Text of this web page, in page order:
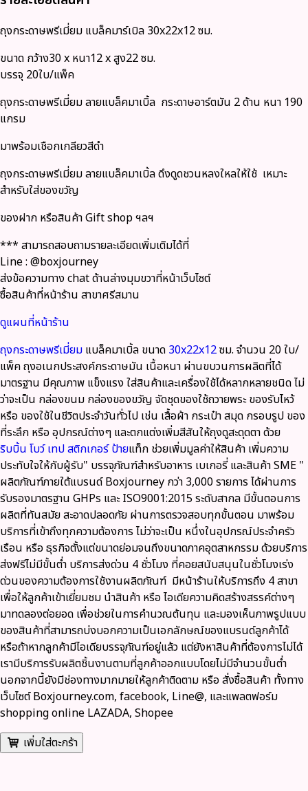
ถุงกระดาษพรีเมี่ยม แบล็คมาร์เบิล 30x22x12 ซม.
ขนาด กว้าง30 x หนา12 x สูง22 ซม.
บรรจุ 20ใบ/แพ็ค
ถุงกระดาษพรีเมี่ยม ลายแบล็คมาเบิ้ล กระดาษอาร์ตมัน 2 ด้าน หนา 190
แกรม
มาพร้อมเชือกเกลียวสีดำ
ถุงกระดาษพรีเมี่ยม ลายแบล็คมาเบิ้ล ดึงดูดชวนหลงใหลให้ใช้ เหมาะ
สำหรับใส่ของขวัญ
ของฝาก หรือสินค้า Gift shop ฯลฯ
*** สามารถสอบถามรายละเอียดเพิ่มเติมได้ที่
Line : @boxjourney
ส่งข้อความทาง chat ด้านล่างมุมขวาที่หน้าเว็บไซต์
ซื้อสินค้าที่หน้าร้าน สาขาศรีสมาน
ดูแผนที่หน้าร้าน
ถุงกระดาษพรีเมี่ยม แบล็คมาเบิ้ล ขนาด 30x22x12ซม. จำนวน 20 ใบ/
แพ็ค ถุงอเนกประสงค์กระดาษมัน เนื้อหนา ผ่านขบวนการผลิตที่ได้
มาตรฐาน มีคุณภาพ แข็งแรง ใส่สินค้าและเครื่องใช้ได้หลากหลายชนิด ไม่
ว่าจะเป็น กล่องขนม กล่องของขวัญ จัดชุดของใช้ถวายพระ ของรับไหว้
หรือ ของใช้ในชีวิตประจำวันทั่วไป เช่น เสื้อผ้า กระเป๋า สมุด กรอบรูป ของ
ที่ระลึก หรือ อุปกรณ์ต่างๆ และตกแต่งเพิ่มสีสันให้ถุงดูสะดุดตา ด้วย
ริบบิ้น โบว์ เทปสติกเกอร์ ป้ายแท็ก ช่วยเพิ่มมูลค่าให้สินค้า เพิ่มความ
ประทับใจให้กับผู้รับ" บรรจุภัณฑ์สำหรับอาหาร เบเกอรี่ และสินค้า SME "
ผลิตภัณฑ์ภายใต้แบรนด์ Boxjourney กว่า 3,000 รายการ ได้ผ่านการ
รับรองมาตรฐาน GHPs และ ISO9001:2015ระดับสากล มีขั้นตอนการ
ผลิตที่ทันสมัย สะอาดปลอดภัย ผ่านการตรวจสอบทุกขั้นตอน มาพร้อม
บริการที่เข้าถึงทุกความต้องการ ไม่ว่าจะเป็น หนึ่งในอุปกรณ์ประจำครัว
เรือน หรือ ธุรกิจตั้งแต่ขนาดย่อมจนถึงขนาดภาคอุตสาหกรรม ด้วยบริการ
ส่งฟรีไม่มีขั้นต่ำ บริการส่งด่วน 4 ชั่วโมง ที่คอยสนับสนุนในชั่วโมงเร่ง
ด่วนของความต้องการใช้งานผลิตภัณฑ์ มีหน้าร้านให้บริการถึง 4 สาขา
เพื่อให้ลูกค้าเข้าเยี่ยมชม นำสินค้า หรือ ไอเดียความคิดสร้างสรรค์ต่างๆ
มาทดลองต่อยอด เพื่อช่วยในการคำนวณต้นทุน และมองเห็นภาพรูปแบบ
ของสินค้าที่สามารถบ่งบอกความเป็นเอกลักษณ์ของแบรนด์ลูกค้าได้
หรือถ้าหากลูกค้ามีไอเดียบรรจุภัณฑ์อยู่แล้ว แต่ยังหาสินค้าที่ต้องการไม่ได้
เรามีบริการรับผลิตชิ้นงานตามที่ลูกค้าออกแบบโดยไม่มีจำนวนขั้นต่ำ
นอกจากนี้ยังมีช่องทางมากมายให้ลูกค้าติดตาม หรือ สั่งซื้อสินค้า ทั้งทาง
เว็บไซต์ Boxjourney.com, facebook, Line@, และแพลตฟอร์ม
shopping online LAZADA, Shopee
เพิ่มใส่ตะกร้า